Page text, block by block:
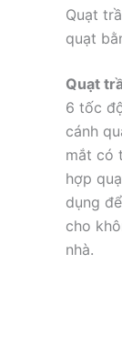
Quạt
quạt
Quạt
6 tốc
cánh
mắt có
hợp
dụng
cho
nhà.